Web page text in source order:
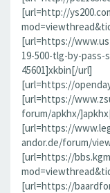
[url=http://
[url=https://
19-500-tlg-by-
45601]xkbin[/url]
[url=https://
[url=https://
forum/apkhx/
[url=https://
andor.de/forum/
[url=https://
[url=https://